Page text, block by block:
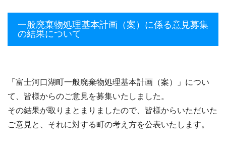
一般廃棄物処理基本計画（案）に係る意見募集
の結果について
「富士河口湖町一般廃棄物処理基本計画（案）」につい
て、皆様からのご意見を募集いたしました。
その結果が取りまとまりましたので、皆様からいただいた
ご意見と、それに対する町の考え方を公表いたします。